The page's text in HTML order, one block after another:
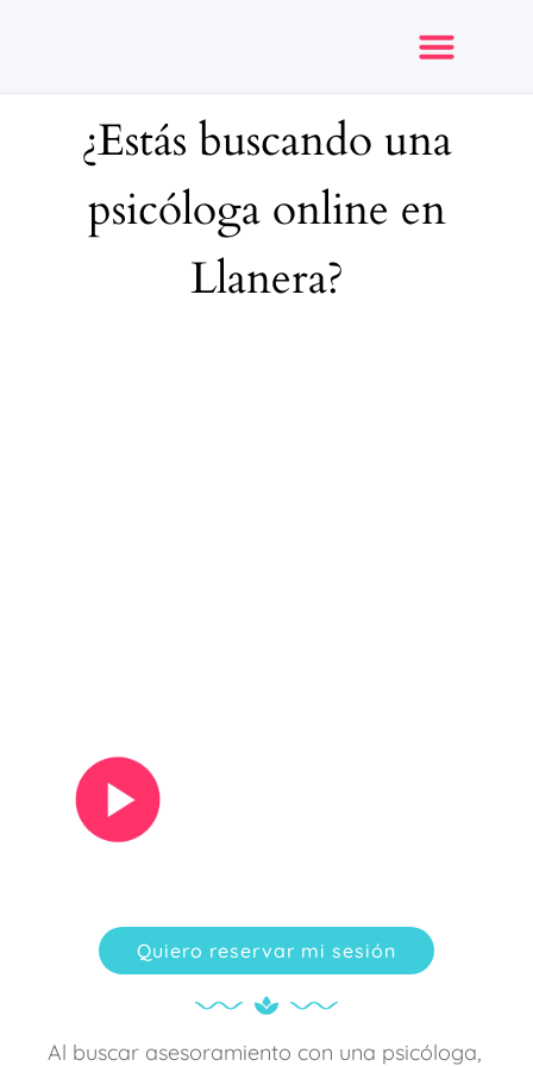
¿Estás buscando una
psicóloga online en
Llanera?
Quiero reservar mi sesión
Al buscar asesoramiento con una psicóloga,